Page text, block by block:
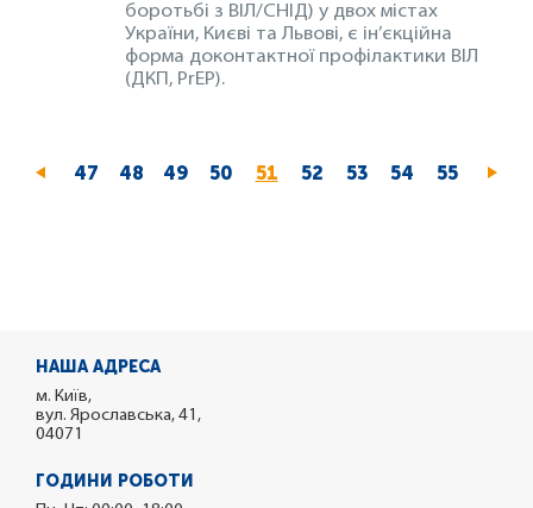
боротьбі з ВІЛ/СНІД) у двох містах
України, Києві та Львові, є ін’єкційна
форма доконтактної профілактики ВІЛ
(ДКП, PrEP).
Page
47 Page
48 Page
49 Page
50
Поточна
51 Page
52 Page
53 Page
54 Page
55
НАША АДРЕСА
м. Київ,
вул. Ярославська, 41,
04071
ГОДИНИ РОБОТИ